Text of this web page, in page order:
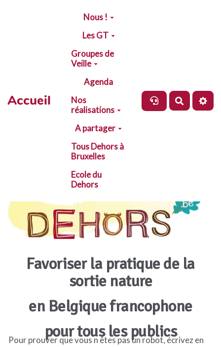
Aller au contenu principal
Accueil
Nous !
Les GT
Groupes de
Veille
Agenda
Nos
réalisations
A partager
Tous Dehors à
Bruxelles
Ecole du
Dehors
Favoriser la pratique de la
sortie nature
en Belgique francophone
pour tous les publics
Pour prouver que vous n êtes pas un robot, écrivez en